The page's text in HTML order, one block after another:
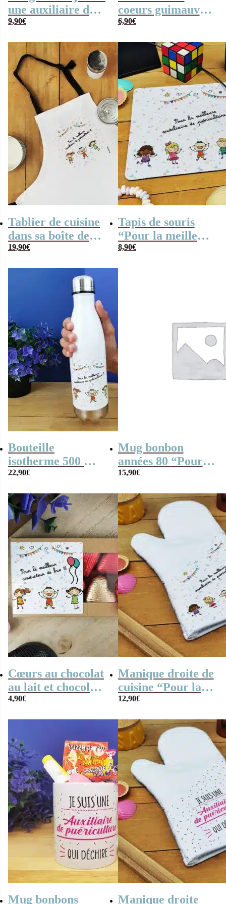
une auxiliaire de
puériculture qui
crèche
9,90€
coeurs guimauve
“Pour la meilleure
puériculture”
6,90€
Tablier de cuisine
dans sa boîte de
conserve “Pour la
auxiliaire de
puériculture”
19,90€
Tapis de souris
“Pour la meilleure
auxiliaire de
8,90€
Bouteille
isotherme 500 ml
“Pour la meilleure
puériculture”
22,90€
Mug bonbon
années 80 “Pour la
meilleure
puériculture”
15,90€
Cœurs au chocolat
au lait et chocolat
noir praliné x8
puériculture”
4,90€
Manique droite de
cuisine “Pour la
meilleure
puériculture”
12,90€
Mug bonbons Manique droite